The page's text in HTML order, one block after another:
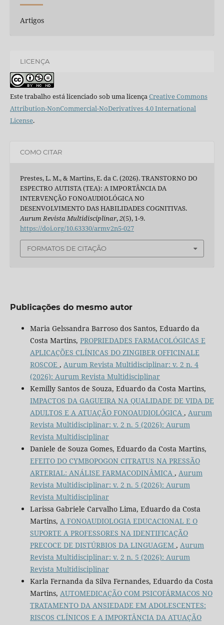
Artigos
LICENÇA
Este trabalho está licenciado sob uma licençaCreative Commons
Attribution-NonCommercial-NoDerivatives 4.0 International
License.
COMO CITAR
Prestes, L. M., & Martins, E. da C. (2026). TRANSTORNO DO
ESPECTRO AUTISTA (TEA): A IMPORTÂNCIA DA
INTERVENÇÃO FONOAUDIOLÓGICA NO
DESENVOLVIMENTO DAS HABILIDADES COGNITIVAS.
Aurum Revista Multidisciplinar,2(5), 1-9.
https://doi.org/10.63330/armv2n5-027
FORMATOS DE CITAÇÃO
Publicações do mesmo autor
Maria Gelssandra Barroso dos Santos, Eduardo da
Costa Martins, PROPRIEDADES FARMACOLÓGICAS E
APLICAÇÕES CLÍNICAS DO ZINGIBER OFFICINALE
ROSCOE , Aurum Revista Multidisciplinar: v. 2 n. 4
(2026): Aurum Revista Multidisciplinar
Kemilly Santos de Souza, Eduardo da Costa Martins,
IMPACTOS DA GAGUEIRA NA QUALIDADE DE VIDA DE
ADULTOS E A ATUAÇÃO FONOAUDIOLÓGICA , Aurum
Revista Multidisciplinar: v. 2 n. 5 (2026): Aurum
Revista Multidisciplinar
Daniele de Souza Gomes, Eduardo da Costa Martins,
EFEITO DO CYMBOPOGON CITRATUS NA PRESSÃO
ARTERIAL: ANÁLISE FARMACODINÂMICA , Aurum
Revista Multidisciplinar: v. 2 n. 5 (2026): Aurum
Revista Multidisciplinar
Larissa Gabriele Carvalho Lima, Eduardo da Costa
Martins, A FONOAUDIOLOGIA EDUCACIONAL E O
SUPORTE A PROFESSORES NA IDENTIFICAÇÃO
PRECOCE DE DISTÚRBIOS DA LINGUAGEM , Aurum
Revista Multidisciplinar: v. 2 n. 5 (2026): Aurum
Revista Multidisciplinar
Karla Fernanda da Silva Fernandes, Eduardo da Costa
Martins, AUTOMEDICAÇÃO COM PSICOFÁRMACOS NO
TRATAMENTO DA ANSIEDADE EM ADOLESCENTES:
RISCOS CLÍNICOS E A IMPORTÂNCIA DA ATUAÇÃO